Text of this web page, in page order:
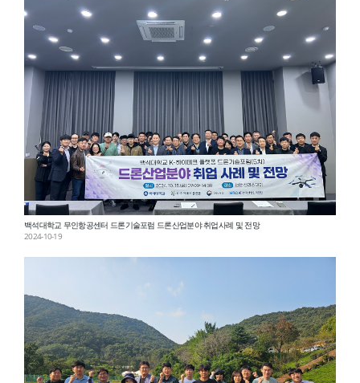
백석대학교 무인항공센터 드론기술포럼 드론산업분야 취업사례 및 전망
2024-10-19